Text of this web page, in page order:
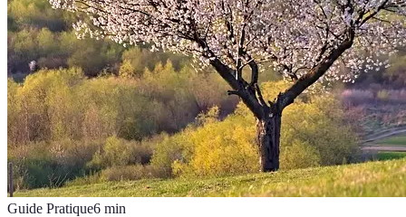
Guide Pratique6 min